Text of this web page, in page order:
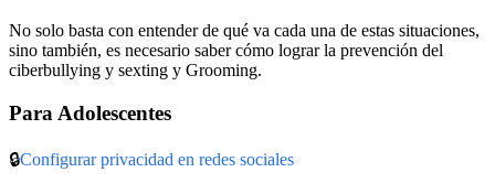
No solo basta con entender de qué va cada una de estas situaciones,
sino también, es necesario saber cómo lograr la prevención del
ciberbullying y sexting y Grooming.
Para Adolescentes
🔒Configurar privacidad en redes sociales